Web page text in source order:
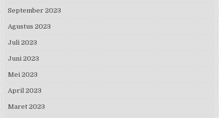
September 2023
Agustus 2023
Juli 2023
Juni 2023
Mei 2023
April 2023
Maret 2023